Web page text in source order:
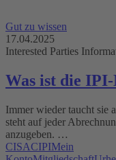
Gut zu wissen
17.04.2025
Interested Parties
Was ist die
Immer wieder taucht sie
steht auf jeder
anzugeben. …
CISACIPIMein